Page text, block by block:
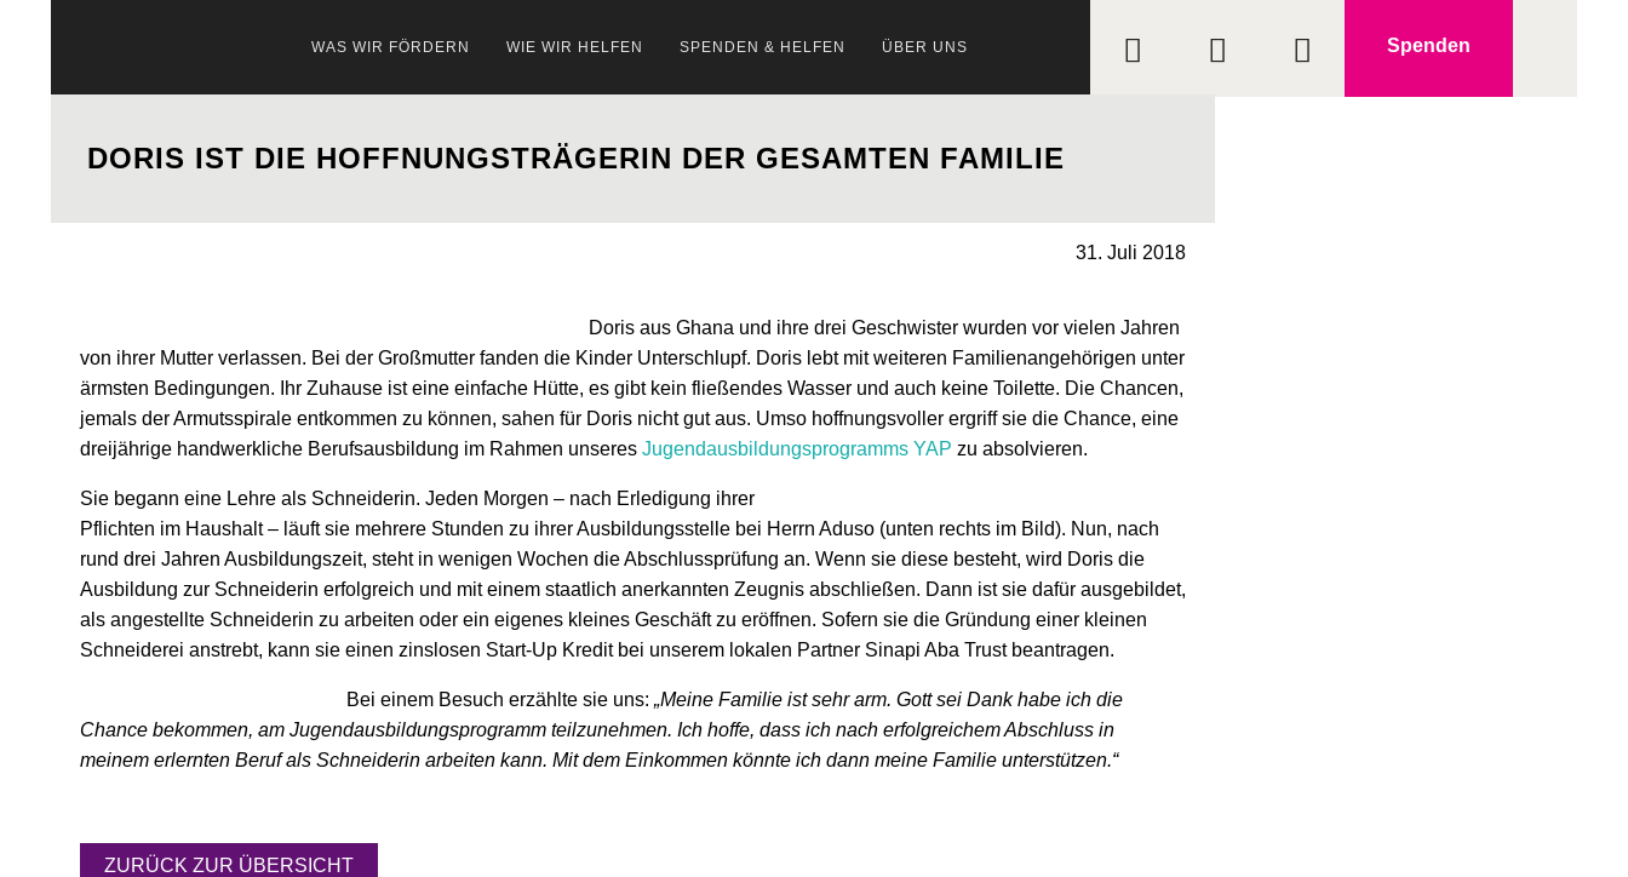
Spenden
WAS WIR FÖRDERN WIE WIR HELFEN SPENDEN & HELFEN ÜBER UNS
DORIS IST DIE HOFFNUNGSTRÄGERIN DER GESAMTEN FAMILIE
31. Juli 2018
Doris aus Ghana und ihre drei Geschwister wurden vor vielen Jahren
von ihrer Mutter verlassen. Bei der Großmutter fanden die Kinder Unterschlupf. Doris lebt mit weiteren Familienangehörigen unter
ärmsten Bedingungen. Ihr Zuhause ist eine einfache Hütte, es gibt kein fließendes Wasser und auch keine Toilette. Die Chancen,
jemals der Armutsspirale entkommen zu können, sahen für Doris nicht gut aus. Umso hoffnungsvoller ergriff sie die Chance, eine
dreijährige handwerkliche Berufsausbildung im Rahmen unseres Jugendausbildungsprogramms YAP zu absolvieren.
Sie begann eine Lehre als Schneiderin. Jeden Morgen – nach Erledigung ihrer
Pflichten im Haushalt – läuft sie mehrere Stunden zu ihrer Ausbildungsstelle bei Herrn Aduso (unten rechts im Bild). Nun, nach
rund drei Jahren Ausbildungszeit, steht in wenigen Wochen die Abschlussprüfung an. Wenn sie diese besteht, wird Doris die
Ausbildung zur Schneiderin erfolgreich und mit einem staatlich anerkannten Zeugnis abschließen. Dann ist sie dafür ausgebildet,
als angestellte Schneiderin zu arbeiten oder ein eigenes kleines Geschäft zu eröffnen. Sofern sie die Gründung einer kleinen
Schneiderei anstrebt, kann sie einen zinslosen Start-Up Kredit bei unserem lokalen Partner Sinapi Aba Trust beantragen.
Bei einem Besuch erzählte sie uns: „Meine Familie ist sehr arm. Gott sei Dank habe ich die
Chance bekommen, am Jugendausbildungsprogramm teilzunehmen. Ich hoffe, dass ich nach erfolgreichem Abschluss in
meinem erlernten Beruf als Schneiderin arbeiten kann. Mit dem Einkommen könnte ich dann meine Familie unterstützen.“
ZURÜCK ZUR ÜBERSICHT